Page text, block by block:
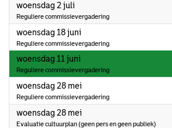
woensdag 2 juli
Reguliere commissievergadering
woensdag 18 juni
Reguliere commissievergadering
woensdag 11 juni
Reguliere commissievergadering
woensdag 28 mei
Reguliere commissievergadering
woensdag 28 mei
Evaluatie cultuurplan (geen pers en geen publiek)